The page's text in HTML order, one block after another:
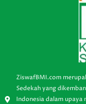
ZiswafBMI.com
Sedekah yang
Indonesia dalam upaya